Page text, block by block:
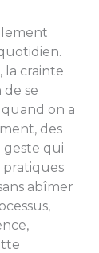
la crainte
de se
on a
des
geste qui
pratiques
abîmer